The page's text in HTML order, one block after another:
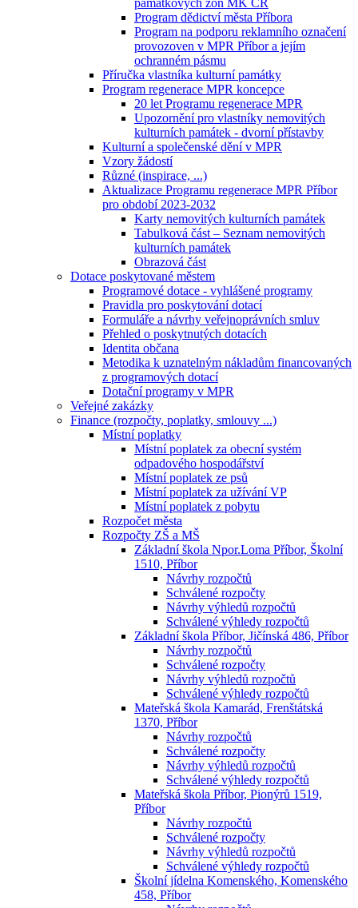
památkových zón MK ČR
Program dědictví města Příbora
Program na podporu reklamního označení
provozoven v MPR Příbor a jejím
ochranném pásmu
Příručka vlastníka kulturní památky
Program regenerace MPR koncepce
20 let Programu regenerace MPR
Upozornění pro vlastníky nemovitých
kulturních památek - dvorní přístavby
Kulturní a společenské dění v MPR
Vzory žádostí
Různé (inspirace, ...)
Aktualizace Programu regenerace MPR Příbor
pro období 2023-2032
Karty nemovitých kulturních památek
Tabulková část – Seznam nemovitých
kulturních památek
Obrazová část
Dotace poskytované městem
Programové dotace - vyhlášené programy
Pravidla pro poskytování dotací
Formuláře a návrhy veřejnoprávních smluv
Přehled o poskytnutých dotacích
Identita občana
Metodika k uznatelným nákladům financovaných
z programových dotací
Dotační programy v MPR
Veřejné zakázky
Finance (rozpočty, poplatky, smlouvy ...)
Místní poplatky
Místní poplatek za obecní systém
odpadového hospodářství
Místní poplatek ze psů
Místní poplatek za užívání VP
Místní poplatek z pobytu
Rozpočet města
Rozpočty ZŠ a MŠ
Základní škola Npor.Loma Příbor, Školní
1510, Příbor
Návrhy rozpočtů
Schválené rozpočty
Návrhy výhledů rozpočtů
Schválené výhledy rozpočtů
Základní škola Příbor, Jičínská 486, Příbor
Návrhy rozpočtů
Schválené rozpočty
Návrhy výhledů rozpočtů
Schválené výhledy rozpočtů
Mateřská škola Kamarád, Frenštátská
1370, Příbor
Návrhy rozpočtů
Schválené rozpočty
Návrhy výhledů rozpočtů
Schválené výhledy rozpočtů
Mateřská škola Příbor, Pionýrů 1519,
Příbor
Návrhy rozpočtů
Schválené rozpočty
Návrhy výhledů rozpočtů
Schválené výhledy rozpočtů
Školní jídelna Komenského, Komenského
458, Příbor